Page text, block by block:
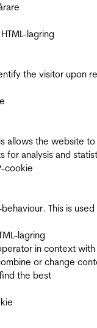
lagring
the visitor upon
allows the website to
for analysis and
cookie
This is
lagring
in context with
or change
the best